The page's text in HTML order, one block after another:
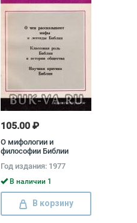
105.00 ₽
О мифологии и
философии Библии
Год издания: 1977
В наличии 1
В корзину